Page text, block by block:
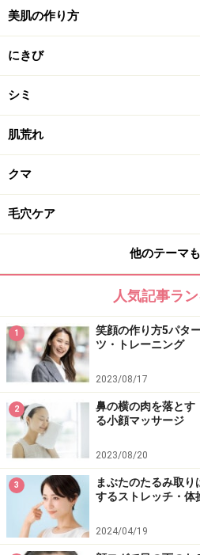
美肌の作り方
にきび
シミ
肌荒れ
クマ
毛穴ケア
他のテーマ
人気記事ラ
1
笑顔の作り方5パタ
ツ・トレーニング
2023/08/17
2
鼻の横の肉を落とす
る小顔マッサージ
2023/08/20
3
まぶたのたるみ取り
するストレッチ・体
2024/04/19